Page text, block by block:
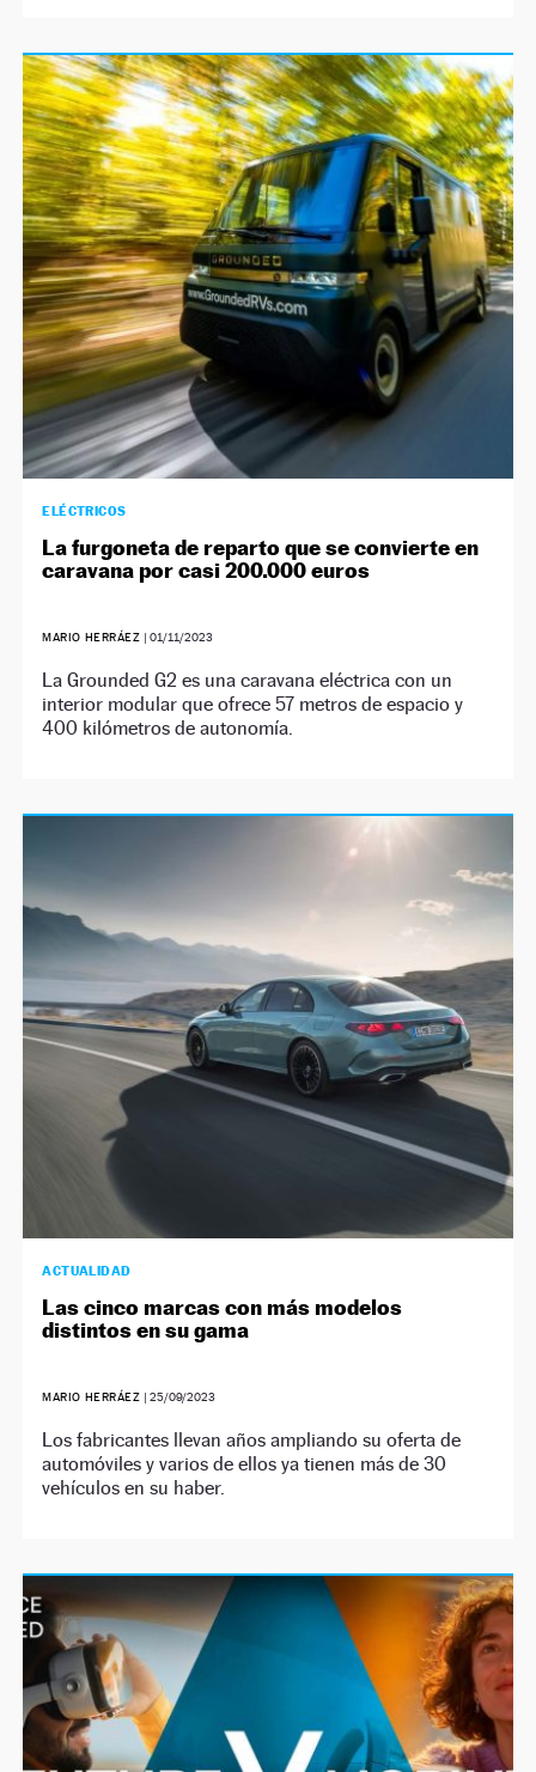
ELÉCTRICOS
La furgoneta de reparto que se convierte en
caravana por casi 200.000 euros
MARIO HERRÁEZ |01/11/2023
La Grounded G2 es una caravana eléctrica con un
interior modular que ofrece 57 metros de espacio y
400 kilómetros de autonomía.
ACTUALIDAD
Las cinco marcas con más modelos
distintos en su gama
MARIO HERRÁEZ |25/09/2023
Los fabricantes llevan años ampliando su oferta de
automóviles y varios de ellos ya tienen más de 30
vehículos en su haber.